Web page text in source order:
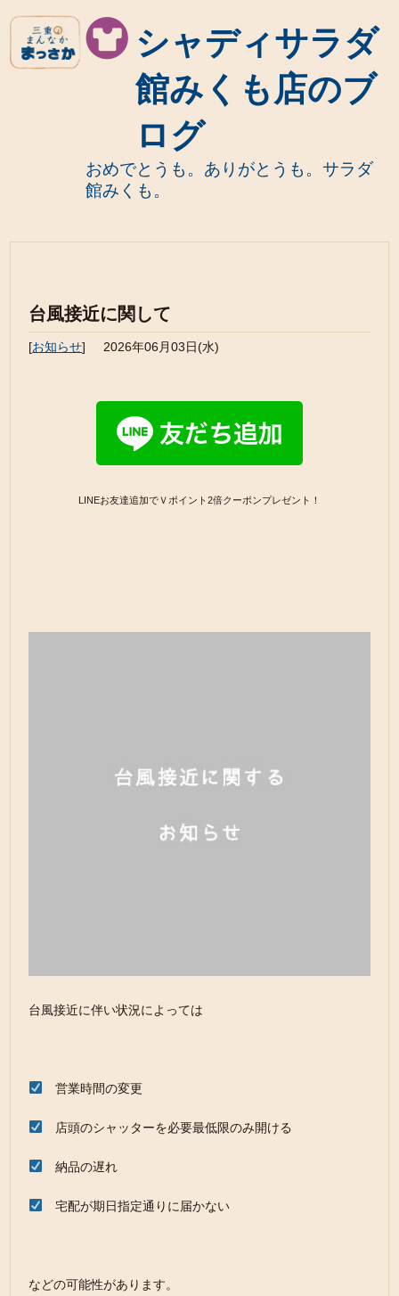
シャディサラダ
館みくも店のブ
ログ
おめでとうも。ありがとうも。サラダ
館みくも。
台風接近に関して
[お知らせ] 2026年06月03日(水)
LINEお友達追加でＶポイント2倍クーポンプレゼント！
台風接近に伴い状況によっては
営業時間の変更
店頭のシャッターを必要最低限のみ開ける
納品の遅れ
宅配が期日指定通りに届かない
などの可能性があります。